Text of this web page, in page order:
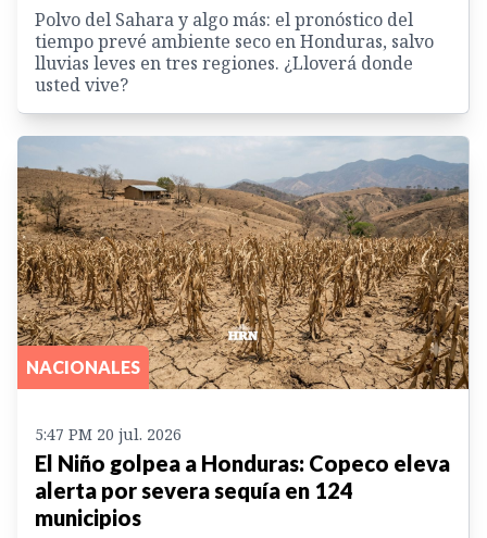
Polvo del Sahara y algo más: el pronóstico del
tiempo prevé ambiente seco en Honduras, salvo
lluvias leves en tres regiones. ¿Lloverá donde
usted vive?
NACIONALES
5:47 PM 20 jul. 2026
El Niño golpea a Honduras: Copeco eleva
alerta por severa sequía en 124
municipios